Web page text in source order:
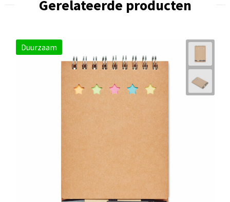
Gerelateerde producten
Duurzaam